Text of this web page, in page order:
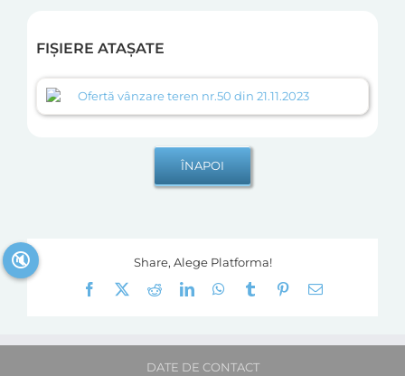
FIȘIERE ATAȘATE
Ofertă vânzare teren nr.50 din 21.11.2023
Share, Alege Platforma!
Facebook
RedditLinkedInWhatsApp
Tumblr Pinterest
E-
DATE DE CONTACT
🔇